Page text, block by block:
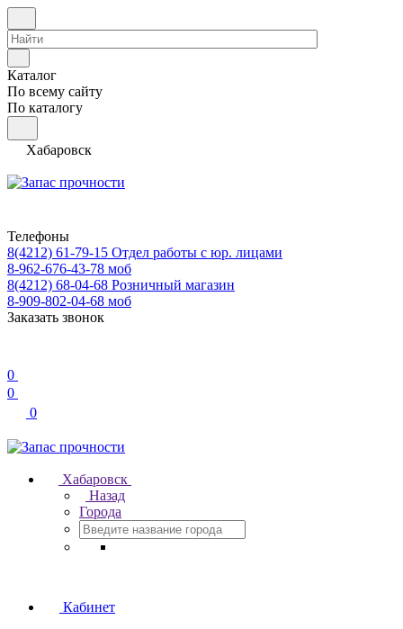
Каталог
По всему сайту
По каталогу
Хабаровск
Телефоны
8(4212) 61-79-15 Отдел работы с юр. лицами
8-962-676-43-78 моб
8(4212) 68-04-68 Розничный магазин
8-909-802-04-68 моб
Заказать звонок
0
0
0
Хабаровск
Назад
Города
Кабинет